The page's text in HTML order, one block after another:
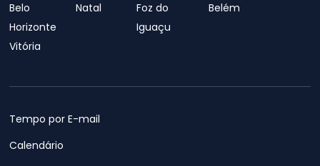
Belo
Horizonte
Vitória
Natal
Foz do
Iguaçu
Belém
Tempo por E-mail
Calendário